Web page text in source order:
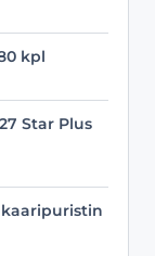
kpl
Star Plus